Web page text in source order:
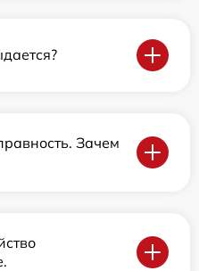
Зачем